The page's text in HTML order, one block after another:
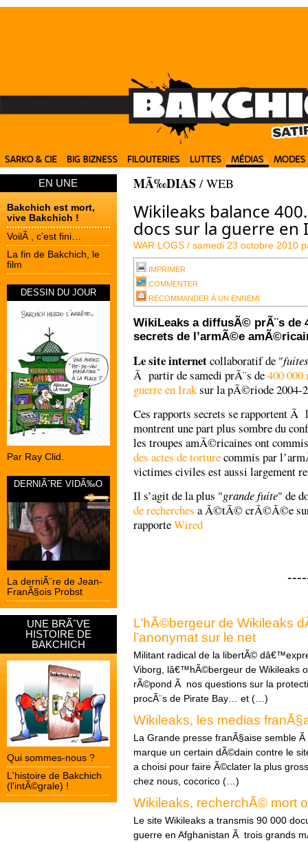
EN UNE
Bakchich est mort,
vive Bakchich !
VoilÃ , c’est fini…
La fin de Bakchich, le
film
DESSIN DU JOUR
Par Ray Clid.
DERNIÃˆRE VIDÃ‰O
La derniÃ¨re de Jean-
FranÃ§ois Probst
UNE BRÃˆVE
HISTOIRE DE
BAKCHICH
Qui sommes-nous ?
L'histoire de Bakchich
(l'intÃ©grale) !
MÃ‰DIAS / WEB
Wikileaks balance
docs sur la guerre en
WAR LOGS / samedi 23 octobre 2010
IMPRIMER
COMMENTER
RECOMMANDER À UN ENNEMI
WikiLeaks a diffusÃ© prÃ¨s de
secrets de l’armÃ©e
Le site internetcollaboratif de "fuites
Ã partir de samedi prÃ¨s de400 000
guerre en Iraksur la pÃ©riode 2004-
Ces rapports secrets se rapportent
montrent une part plus sombre du
les troupes amÃ©ricaines ont
des actes de torturecommis par
victimes civiles est aussi largement
Il s’agit de la plus "grande fuite" de
de recherches a Ã©tÃ© crÃ©Ã©e sur
rapporteWired
L’hÃ©bergeur de Wikileaks
l’anonymat sur le net
Militant radical de la libertÃ©
Viborg, lâ€™hÃ©bergeur de Wikileaks
rÃ©pond Ã nos questions sur la
procÃ¨s de Pirate Bay… et (…)
Wikileaks, les medias
La Grande presse franÃ§aise semble
marque un certain dÃ©dain contre le
a choisi pour faire Ã©clater la plus
chez nous, cocorico (…)
Wikileaks, recherchÃ© mort
Le site Wikileaks a transmis 90 000
guerre en Afghanistan Ã trois grands